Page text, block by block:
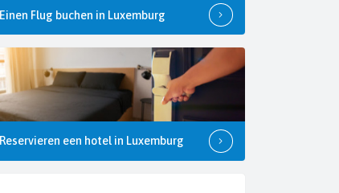
Einen Flug buchen in Luxemburg
Reservieren een hotel in Luxemburg